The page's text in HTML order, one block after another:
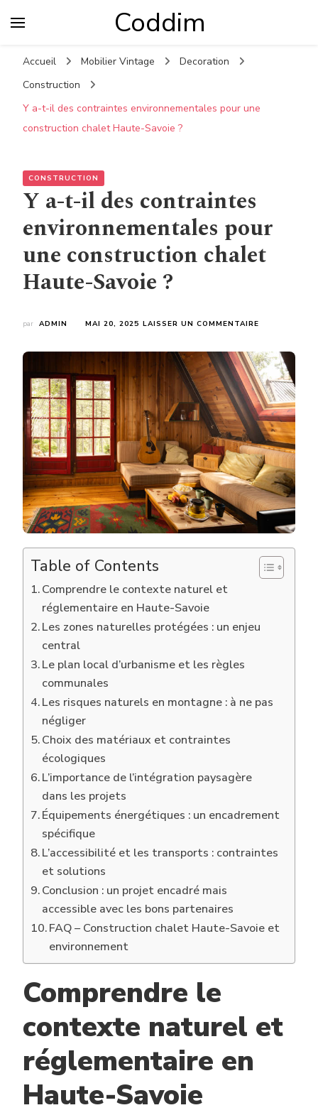
Coddim
Accueil Mobilier Vintage
Decoration
Construction
Y a-t-il des contraintes environnementales pour une
construction chalet Haute-Savoie ?
CONSTRUCTION
Y a-t-il des contraintes
environnementales pour
une construction chalet
Haute-Savoie ?
par ADMIN MAI 20, 2025 LAISSER UN COMMENTAIRE
T-
IL
DES
POUR
UNE
CHALET
HAUTE-
SAVOIE
?
Table of Contents
Comprendre le contexte naturel et
réglementaire en Haute-Savoie
Les zones naturelles protégées : un enjeu
central
Le plan local d’urbanisme et les règles
communales
Les risques naturels en montagne : à ne pas
négliger
Choix des matériaux et contraintes
écologiques
L’importance de l’intégration paysagère
dans les projets
Équipements énergétiques : un encadrement
spécifique
L’accessibilité et les transports : contraintes
et solutions
Conclusion : un projet encadré mais
accessible avec les bons partenaires
FAQ – Construction chalet Haute-Savoie et
environnement
Comprendre le
contexte naturel et
réglementaire en
Haute-Savoie